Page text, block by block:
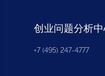
创业问题分析
+7 (495) 247-4777